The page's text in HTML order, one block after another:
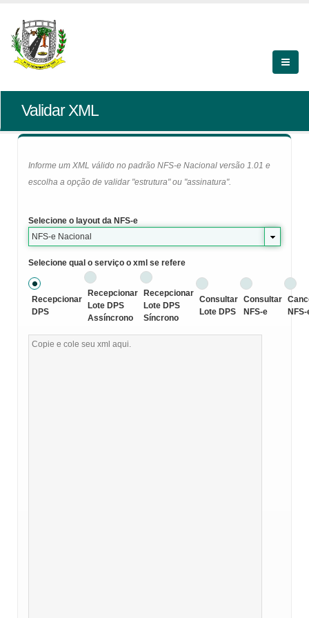
Validar XML
Informe um XML válido no padrão NFS-e Nacional versão 1.01 e
escolha a opção de validar "estrutura" ou "assinatura".
Selecione o layout da NFS-e
NFS-e Nacional
Selecione qual o serviço o xml se refere
Recepcionar
DPS
Recepcionar
Lote DPS
Assíncrono
Recepcionar
Lote DPS
Síncrono
Consultar
Lote DPS
Consultar
NFS-e
NFS-